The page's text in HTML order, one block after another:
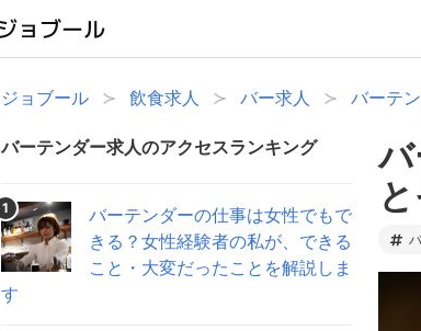
ジョブール 飲食求人 バー求人 バーテ
バーテンダー求人のアクセスランキング
1
バーテンダーの仕事は女性でもで
きる？女性経験者の私が、できる
こと・大変だったことを解説しま
す